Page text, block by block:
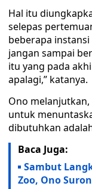
Hal itu
selepas
beberapa instansi
jangan sampai
itu yang pada
apalagi,” katanya.
Ono
untuk
dibutuhkan
Baca Juga:
Sambut
Zoo, Ono